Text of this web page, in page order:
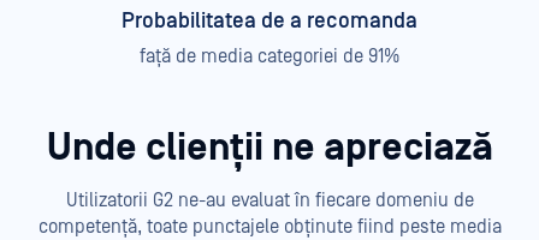
Probabilitatea de a recomanda
față de media categoriei de 91%
Unde clienții ne apreciază
Utilizatorii G2 ne-au evaluat în fiecare domeniu de
competență, toate punctajele obținute fiind peste media